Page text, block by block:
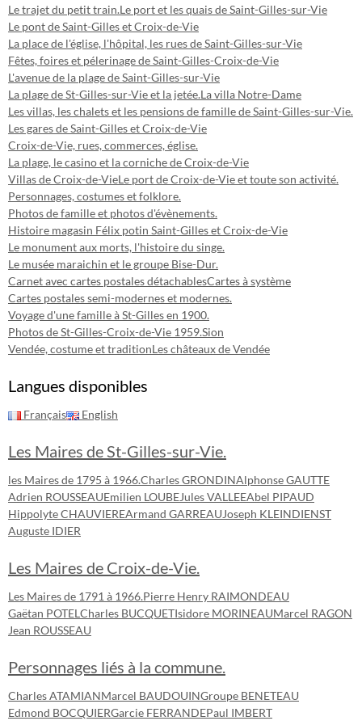
Le trajet du petit train.Le port et les quais de Saint-Gilles-sur-Vie
Le pont de Saint-Gilles et Croix-de-Vie
La place de l'église, l'hôpital, les rues de Saint-Gilles-sur-Vie
Fêtes, foires et pélerinage de Saint-Gilles-Croix-de-Vie
L'avenue de la plage de Saint-Gilles-sur-Vie
La plage de St-Gilles-sur-Vie et la jetée.La villa Notre-Dame
Les villas, les chalets et les pensions de famille de Saint-Gilles-sur-Vie.
Les gares de Saint-Gilles et Croix-de-Vie
Croix-de-Vie, rues, commerces, église.
La plage, le casino et la corniche de Croix-de-Vie
Villas de Croix-de-VieLe port de Croix-de-Vie et toute son activité.
Personnages, costumes et folklore.
Photos de famille et photos d'évènements.
Histoire magasin Félix potin Saint-Gilles et Croix-de-Vie
Le monument aux morts, l'histoire du singe.
Le musée maraichin et le groupe Bise-Dur.
Carnet avec cartes postales détachablesCartes à système
Cartes postales semi-modernes et modernes.
Voyage d'une famille à St-Gilles en 1900.
Photos de St-Gilles-Croix-de-Vie 1959.Sion
Vendée, costume et traditionLes châteaux de Vendée
Langues disponibles
Français English
Les Maires de St-Gilles-sur-Vie.
les Maires de 1795 à 1966.Charles GRONDINAlphonse GAUTTE
Adrien ROUSSEAUEmilien LOUBEJules VALLEEAbel PIPAUD
Hippolyte CHAUVIEREArmand GARREAUJoseph KLEINDIENST
Auguste IDIER
Les Maires de Croix-de-Vie.
Les Maires de 1791 à 1966.Pierre Henry RAIMONDEAU
Gaëtan POTEL Charles BUCQUETIsidore MORINEAUMarcel RAGON
Jean ROUSSEAU
Personnages liés à la commune.
Charles ATAMIANMarcel BAUDOUINGroupe BENETEAU
Edmond BOCQUIERGarcie FERRANDEPaul IMBERT